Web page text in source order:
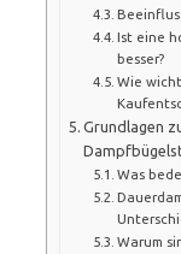
Ist eine
besser?
Wie
Grundlagen
Was
Warum